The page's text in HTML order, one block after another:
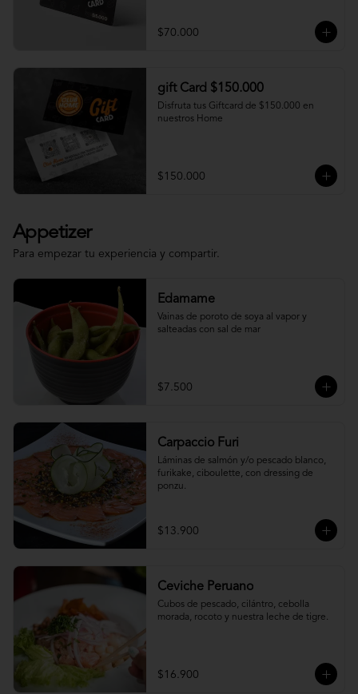
$70.000
gift Card $150.000
Disfruta tus Giftcard de $150.000 en
nuestros Home
$150.000
Appetizer
Para empezar tu experiencia y compartir.
Edamame
Vainas de poroto de soya al vapor y
salteadas con sal de mar
$7.500
Carpaccio Furi
Láminas de salmón y/o pescado blanco,
furikake, ciboulette, con dressing de
ponzu.
$13.900
Ceviche Peruano
Cubos de pescado, cilántro, cebolla
morada, rocoto y nuestra leche de tigre.
$16.900